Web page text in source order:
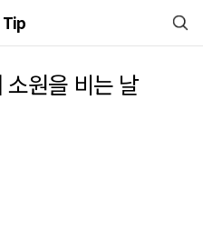
Tip
원을 비는 날